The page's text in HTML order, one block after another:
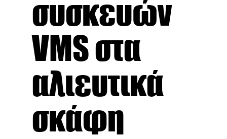
συσκευών
VMS στα
αλιευτικά
σκάφη